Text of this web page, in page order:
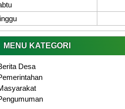
MENU KATEGORI
Desa